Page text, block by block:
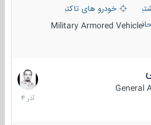
آتش ، شناسایی و ضد تانک
خودرو های تاکتیکی نظامی
شده
Military Armored Vehicle
7
آذر
1404